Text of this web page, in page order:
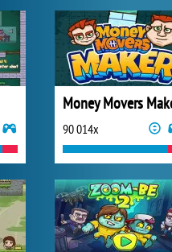
Money Movers
90 014x